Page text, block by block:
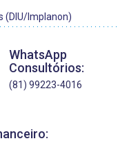
(DIU/Implanon)
WhatsApp
Consultórios:
(81) 99223-4016